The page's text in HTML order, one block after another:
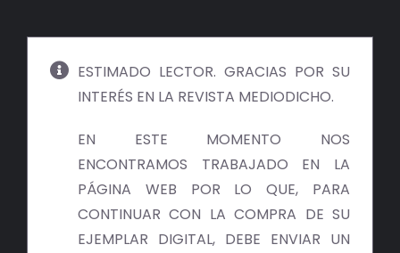
ESTIMADO LECTOR. GRACIAS POR SU
INTERÉS EN LA REVISTA MEDIODICHO.
EN ESTE MOMENTO NOS
ENCONTRAMOS TRABAJADO EN LA
PÁGINA WEB POR LO QUE, PARA
CONTINUAR CON LA COMPRA DE SU
EJEMPLAR DIGITAL, DEBE ENVIAR UN